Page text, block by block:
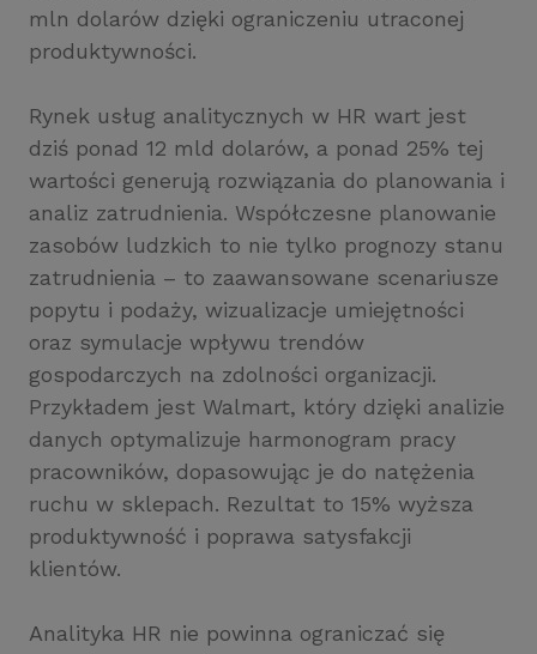
mln dolarów dzięki ograniczeniu utraconej
produktywności.
Rynek usług analitycznych w HR wart jest
dziś ponad 12 mld dolarów, a ponad 25% tej
wartości generują rozwiązania do planowania i
analiz zatrudnienia. Współczesne planowanie
zasobów ludzkich to nie tylko prognozy stanu
zatrudnienia – to zaawansowane scenariusze
popytu i podaży, wizualizacje umiejętności
oraz symulacje wpływu trendów
gospodarczych na zdolności organizacji.
Przykładem jest Walmart, który dzięki analizie
danych optymalizuje harmonogram pracy
pracowników, dopasowując je do natężenia
ruchu w sklepach. Rezultat to 15% wyższa
produktywność i poprawa satysfakcji
klientów.
Analityka HR nie powinna ograniczać się